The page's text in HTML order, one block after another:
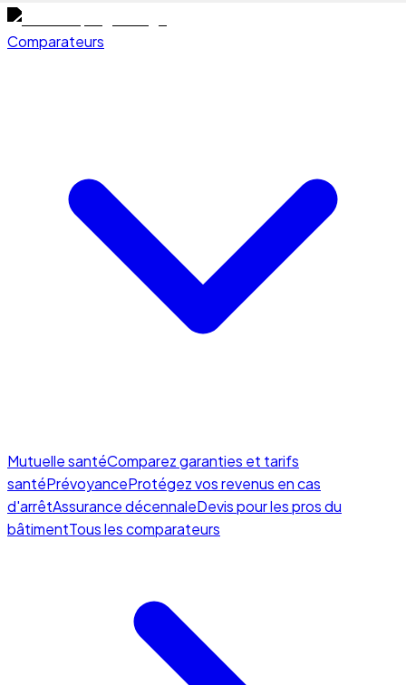
Comparateurs
Mutuelle santéComparez garanties et tarifs
santéPrévoyanceProtégez vos revenus en cas
d'arrêtAssurance décennaleDevis pour les pros du
bâtimentTous les comparateurs